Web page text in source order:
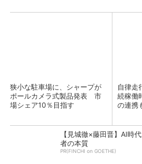
狭小な駐車場に、シャープが
ポールカメラ式製品発表 市
場シェア10％目指す
自律
続稼働
の連携
【見城徹×藤田晋】AI時
者の本質
PR(FINCHI on GOETHE)